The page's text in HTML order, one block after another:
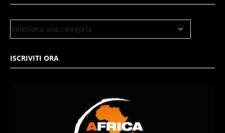
ISCRIVITI ORA